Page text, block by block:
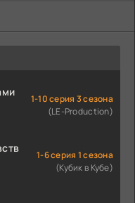
1-10 серия 3 сезона
(LE-Production)
1-6 серия 1 сезона
(Кубик в Кубе)